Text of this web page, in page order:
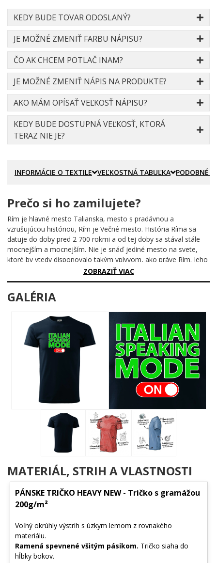
KEDY BUDE TOVAR ODOSLANÝ?
JE MOŽNÉ ZMENIŤ FARBU NÁPISU?
ČO AK CHCEM POTLAČ INAM?
JE MOŽNÉ ZMENIŤ NÁPIS NA PRODUKTE?
AKO MÁM OPÍSAŤ VEĽKOSŤ NÁPISU?
KEDY BUDE DOSTUPNÁ VEĽKOSŤ, KTORÁ
TERAZ NIE JE?
INFORMÁCIE O TEXTILE VEĽKOSTNÁ TABUĽKA PODOBNÉ
Prečo si ho zamilujete?
Rím je hlavné mesto Talianska, mesto s pradávnou a
vzrušujúcou históriou, Rím je Večné mesto. História Ríma sa
datuje do doby pred 2 700 rokmi a od tej doby sa stával stále
mocnejším a mocnejším. Nie je snáď jediné mesto na svete,
ktoré by vtedy disponovalo takým vplyvom, ako práve Rím. Jeho
vplyv bol citeľný tiež v náboženskej oblasti. Roku 207 pred
naším letopočtom už Rímu patrilo takmer celé územie
Apeninského polostrova, ale to mu nestačilo. Vtedy sa Rím začal
zaujímať tiež o zámorie. Roku 100 nášho letopočtu už bolo pod
rímskym vplyvom Španielsko, Grécko a severná Afrika.
Rozpínajúca sa ríša ponúkala príležitosť jednotlivcom, ktorí túžili
po nekonečnej moci konflikty medzi silnými osobnosťami viedli
nakoniec k rozpradu republiky. Nejakú dobu jej vládol
diktátorsky Julius Caesar a jeho synovec Octavianus ako prvý
rímsky cisár prijal titul Augustus alebo vznešený. Za Augusta sa z
mesta, budovaného dovtedy prevažne z tehiel, stáva
reprezentatívny stred ríše. Vznikajú verejné budovy, fóra, kúpele,
cirky, paláce, hlavným stavebným materiálom sa stáva mramor.
​zdroj: Invia.cz
ZOBRAZIŤ VIAC
GALÉRIA
MATERIÁL, STRIH A VLASTNOSTI
PÁNSKE TRIČKO HEAVY NEW - Tričko s gramážou
200g/m²
Voľný okrúhly výstrih s úzkym lemom z rovnakého
materiálu.
Ramená spevnené všitým pásikom. Tričko siaha do
hĺbky bokov.